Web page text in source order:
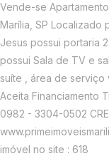
Vende-se
Marília, SP
Jesus possui portaria
possui Sala de TV e
suíte , área de serviço
Aceita Financiamento
0982 - 3304-0502
imóvel no site : 618